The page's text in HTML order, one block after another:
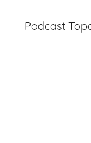
Podcast